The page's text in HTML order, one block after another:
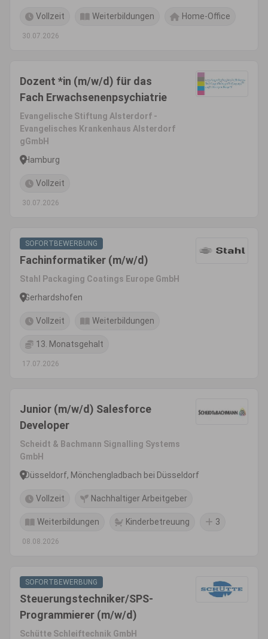
Vollzeit Weiterbildungen Home-Office
30.07.2026
Dozent *in (m/w/d) für das
Fach Erwachsenenpsychiatrie
Evangelische Stiftung Alsterdorf -
Evangelisches Krankenhaus Alsterdorf
gGmbH
Hamburg
Vollzeit
30.07.2026
SOFORTBEWERBUNG
Fachinformatiker (m/w/d)
Stahl Packaging Coatings Europe GmbH
Gerhardshofen
Vollzeit Weiterbildungen
13. Monatsgehalt
17.07.2026
Junior (m/w/d) Salesforce
Developer
Scheidt & Bachmann Signalling Systems
GmbH
Düsseldorf, Mönchengladbach bei Düsseldorf
Vollzeit Nachhaltiger Arbeitgeber
Weiterbildungen Kinderbetreuung 3
08.08.2026
SOFORTBEWERBUNG
Steuerungstechniker/SPS-
Programmierer (m/w/d)
Schütte Schleiftechnik GmbH